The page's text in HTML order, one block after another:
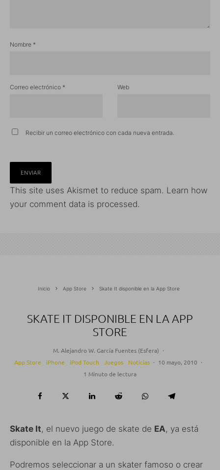
Nombre *
Correo electrónico * Web
Recibir un correo electrónico con cada nueva entrada.
This site uses Akismet to reduce spam. Learn how
your comment data is processed.
Inicio App Store Skate It disponible en la App Store
SKATE IT DISPONIBLE EN LA APP
STORE
M. Alejandro W. García Fuentes (Esfera) ·
App Store
iPhone iPod Touch Juegos Noticias · 10 mayo, 2010 ·
1 Minuto de lectura
Skate It, el nuevo juego de skate de EA, ya está
disponible en la App Store.
Podremos seleccionar a un skater famoso o crear